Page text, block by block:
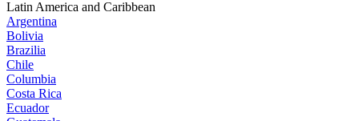
Latin America and Caribbean
Argentina
Bolivia
Brazilia
Chile
Columbia
Costa Rica
Ecuador